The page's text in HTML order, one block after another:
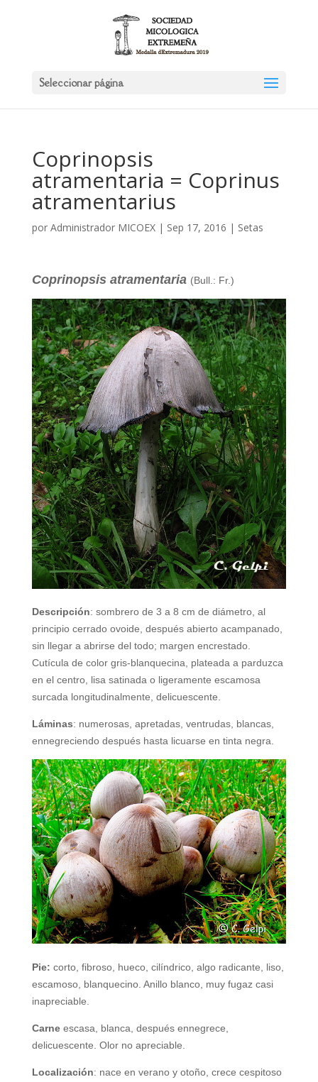
Seleccionar página
Coprinopsis
atramentaria = Coprinus
atramentarius
por Administrador MICOEX| Sep 17, 2016 | Setas
Coprinopsis atramentaria (Bull.: Fr.)
Descripción: sombrero de 3 a 8 cm de diámetro, al
principio cerrado ovoide, después abierto acampanado,
sin llegar a abrirse del todo; margen encrestado.
Cutícula de color gris-blanquecina, plateada a parduzca
en el centro, lisa satinada o ligeramente escamosa
surcada longitudinalmente, delicuescente.
Láminas: numerosas, apretadas, ventrudas, blancas,
ennegreciendo después hasta licuarse en tinta negra.
Pie: corto, fibroso, hueco, cilíndrico, algo radicante, liso,
escamoso, blanquecino. Anillo blanco, muy fugaz casi
inapreciable.
Carneescasa, blanca, después ennegrece,
delicuescente. Olor no apreciable.
Localización: nace en verano y otoño, crece cespitoso